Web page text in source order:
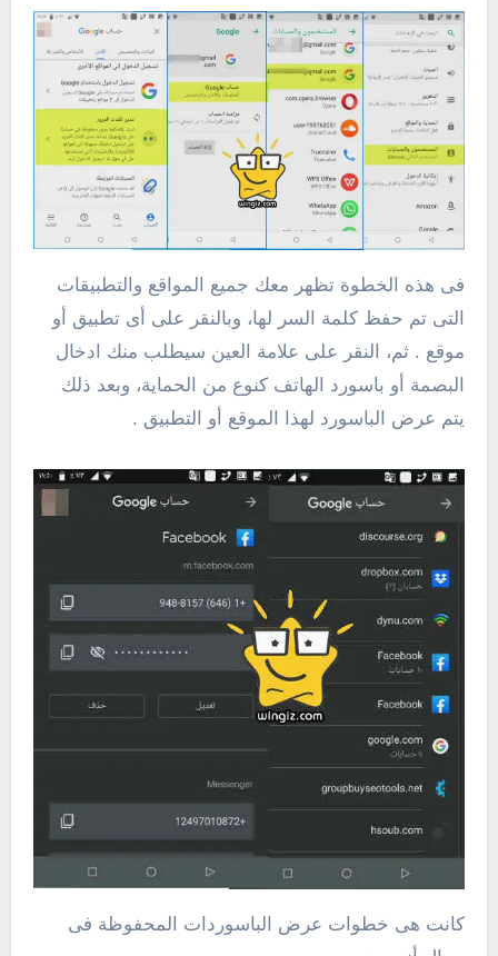
فى هذه الخطوة تظهر معك جميع المواقع والتطبيقات
التى تم حفظ كلمة السر لها، وبالنقر على أى تطبيق أو
موقع . ثم، النقر على علامة العين سيطلب منك ادخال
البصمة أو باسورد الهاتف كنوع من الحماية، وبعد ذلك
يتم عرض الباسورد لهذا الموقع أو التطبيق .
كانت هى خطوات عرض الباسوردات المحفوظة فى